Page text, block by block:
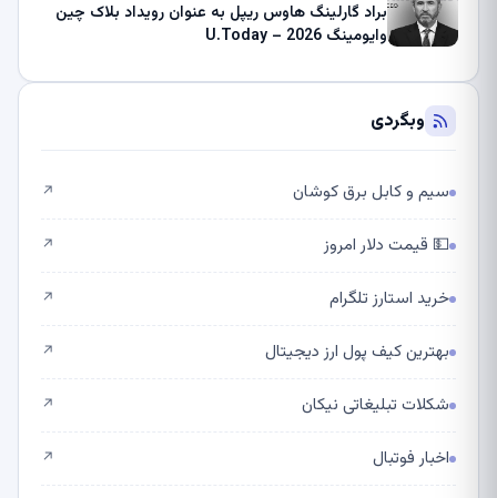
براد گارلینگ هاوس ریپل به عنوان رویداد بلاک چین
وایومینگ 2026 – U.Today
وبگردی
سیم و کابل برق کوشان ↗
💵 قیمت دلار امروز ↗
خرید استارز تلگرام ↗
بهترین کیف پول ارز دیجیتال ↗
شکلات تبلیغاتی نیکان ↗
اخبار فوتبال ↗